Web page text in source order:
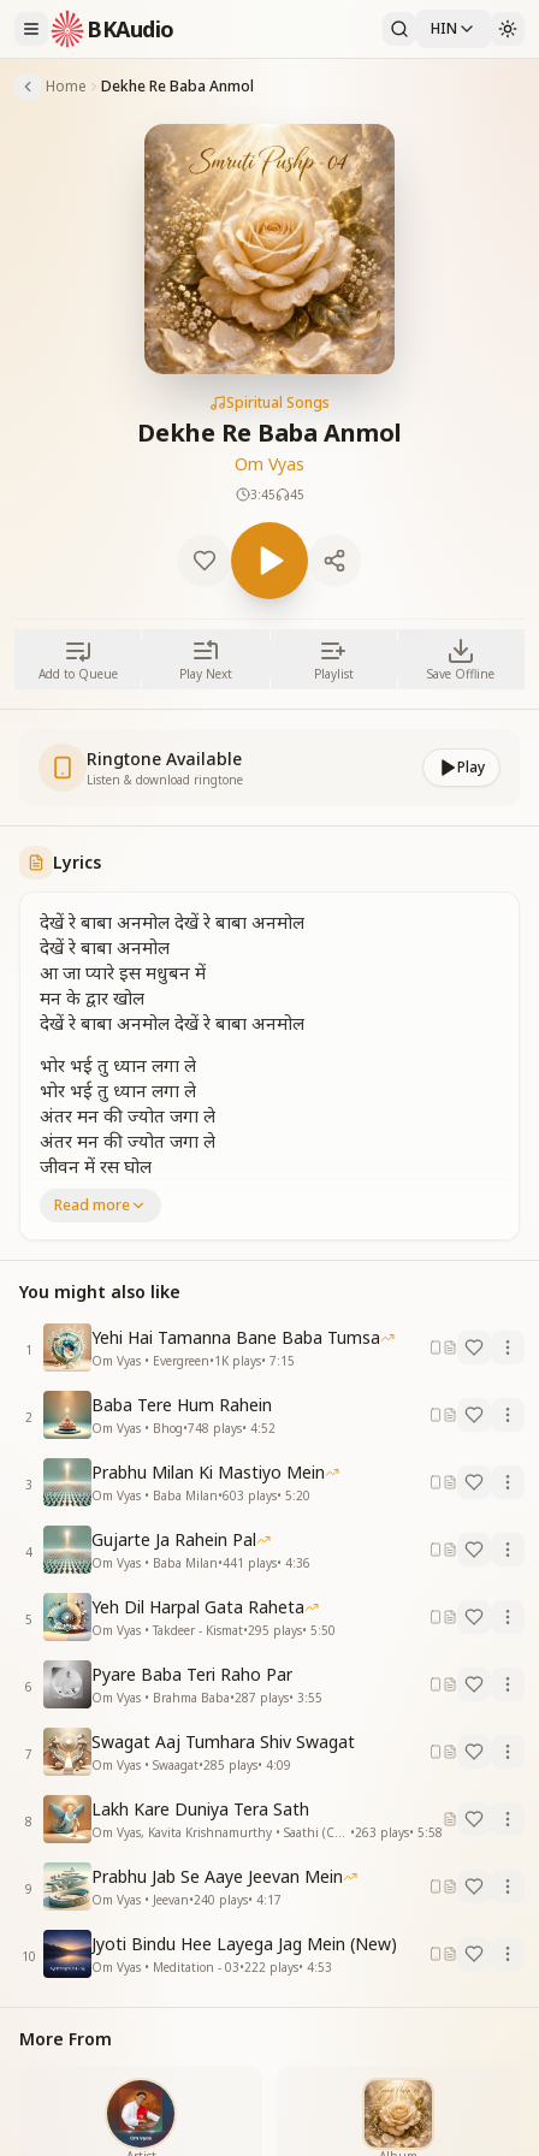
BKAudio HIN
Home Dekhe Re Baba Anmol
Spiritual Songs
Dekhe Re Baba Anmol
Om Vyas
3:45 45
Add to Queue Play Next Playlist Save Offline
Ringtone Available
Listen & download ringtone
Play
Lyrics
देखें रे बाबा अनमोल देखें रे बाबा अनमोल
देखें रे बाबा अनमोल
आ जा प्यारे इस मधुबन में
मन के द्वार खोल
देखें रे बाबा अनमोल देखें रे बाबा अनमोल
भोर भई तु ध्यान लगा ले
भोर भई तु ध्यान लगा ले
अंतर मन की ज्योत जगा ले
अंतर मन की ज्योत जगा ले
जीवन में रस घोल
परम पिता शिव जग से निराले
सर्व संबंध से अपना बना ले
सर्व संबंध से अपना बना ले
व्यर्थ में मत डोल
देखें रे बाबा अनमोल देखें रे बाबा अनमोल
नर से नारायण बन मतवाले
नर से नारायण बन मतवाले
उनकी श्रीमत तु अपना ले
उनकी श्रीमत तु अपना ले
मधुर स्वरों में बोल
देखें रे बाबा अनमोल देखें रे बाबा अनमोल
देखें रे बाबा अनमोल देखें रे बाबा अनमोल
Read more
You might also like
1
Yehi Hai Tamanna Bane Baba Tumsa
Om Vyas • Evergreen•1K plays• 7:15
2
Baba Tere Hum Rahein
Om Vyas • Bhog•748 plays• 4:52
3
Prabhu Milan Ki Mastiyo Mein
Om Vyas • Baba Milan•603 plays• 5:20
4
Gujarte Ja Rahein Pal
Om Vyas • Baba Milan•441 plays• 4:36
5
Yeh Dil Harpal Gata Raheta
Om Vyas • Takdeer - Kismat•295 plays• 5:50
6
Pyare Baba Teri Raho Par
Om Vyas • Brahma Baba•287 plays• 3:55
7
Swagat Aaj Tumhara Shiv Swagat
Om Vyas • Swaagat•285 plays• 4:09
8
Lakh Kare Duniya Tera Sath
•263 plays• 5:58
9
Prabhu Jab Se Aaye Jeevan Mein
Om Vyas • Jeevan•240 plays• 4:17
10
Jyoti Bindu Hee Layega Jag Mein (New)
Om Vyas • Meditation - 03•222 plays• 4:53
More From